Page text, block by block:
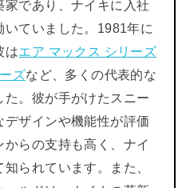
家であり、ナイキに入社
ていました。1981年に
はエア マックス シリーズ
ズなど、多くの代表的な
。彼が手がけたスニー
ザインや機能性が評価
らの支持も高く、ナイ
られています。また、